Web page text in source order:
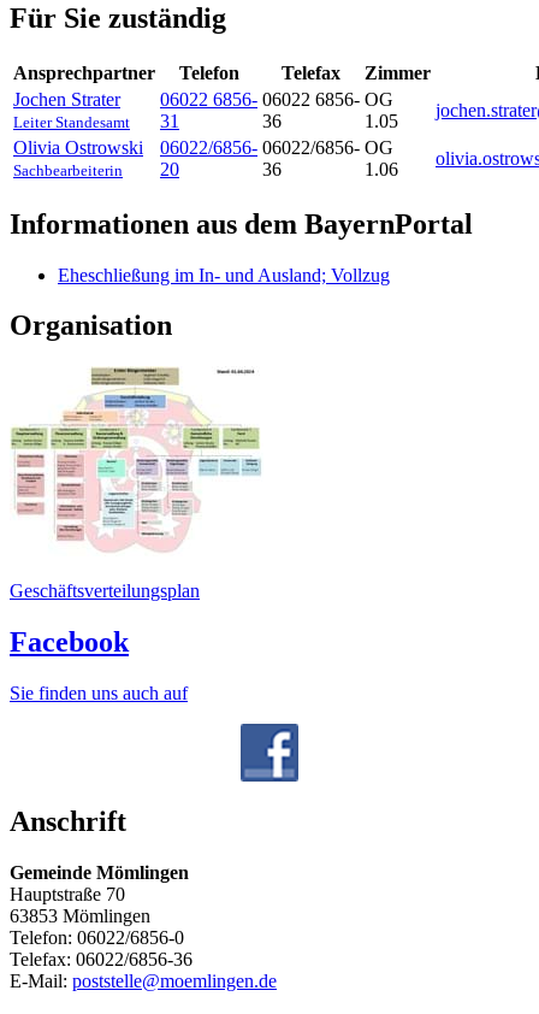
Für Sie zuständig
Ansprechpartner Telefon Telefax Zimmer
Jochen Strater
Leiter Standesamt
06022 6856-
31
06022 6856-
36
OG
1.05
Olivia Ostrowski
Sachbearbeiterin
06022/6856-
20
06022/6856-
36
OG
1.06
Informationen aus dem BayernPortal
Eheschließung im In- und Ausland; Vollzug
Organisation
Geschäftsverteilungsplan
Facebook
Sie finden uns auch auf
Anschrift
Gemeinde Mömlingen
Hauptstraße 70
63853 Mömlingen
Telefon: 06022/6856-0
Telefax: 06022/6856-36
E-Mail: poststelle@moemlingen.de